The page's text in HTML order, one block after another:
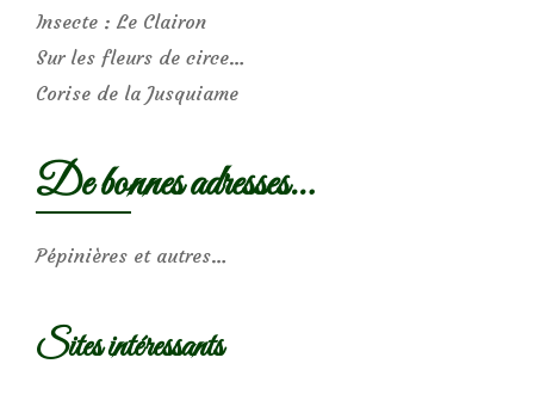
Insecte : Le Clairon
Sur les fleurs de circe…
Corise de la Jusquiame
De bonnes adresses…
Pépinières et autres…
Sites intéressants